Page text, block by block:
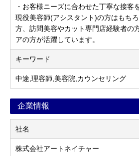
・お客様ニーズに合わせた丁寧な接客
現役美容師(アシスタント)の方はもち
方、訪問美容やカット専門店経験者の
アの方が活躍しています。
キーワード
中途,理容師,美容院,カウンセリング
企業情報
社名
株式会社アートネイチャー